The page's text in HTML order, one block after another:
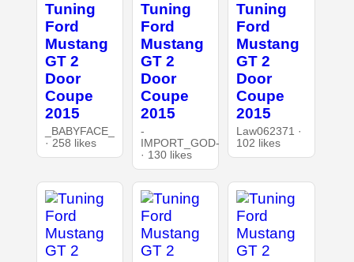
Tuning
Ford
Mustang
GT 2
Door
Coupe
2015
_BABYFACE_
· 258 likes
Tuning
Ford
Mustang
GT 2
Door
Coupe
2015
-
IMPORT_GOD-
· 130 likes
Tuning
Ford
Mustang
GT 2
Door
Coupe
2015
Law062371 ·
102 likes